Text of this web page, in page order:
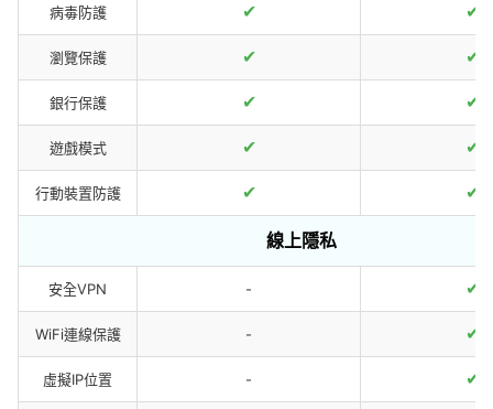
病毒防護 ✔ ✔
瀏覽保護 ✔ ✔
銀行保護 ✔ ✔
遊戲模式 ✔ ✔
行動裝置防護 ✔ ✔
線上隱私
安全VPN - ✔
WiFi連線保護 - ✔
虛擬IP位置 - ✔